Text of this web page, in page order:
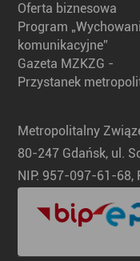
Oferta biznesowa
Program
komunikacyjne”
Gazeta MZKZG -
Przystanek
Metropolitalny
80-247 Gdańsk, ul.
NIP: 957-097-61-68,